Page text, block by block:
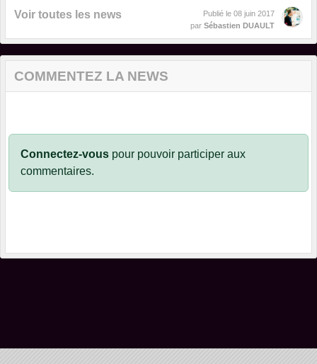
Voir toutes les news Publié le 08 juin 2017
par Sébastien DUAULT
COMMENTEZ LA NEWS
Connectez-vous pour pouvoir participer aux
commentaires.